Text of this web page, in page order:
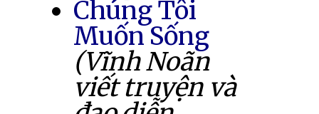
Chúng Tôi
Muốn Sống
(Vĩnh Noãn
viết truyện và